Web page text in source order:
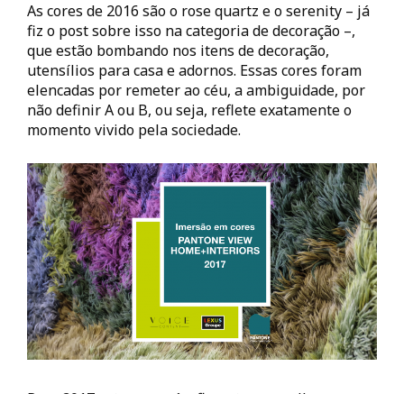
As cores de 2016 são o rose quartz e o serenity – já
fiz o post sobre isso na categoria de decoração –,
que estão bombando nos itens de decoração,
utensílios para casa e adornos. Essas cores foram
elencadas por remeter ao céu, a ambiguidade, por
não definir A ou B, ou seja, reflete exatamente o
momento vivido pela sociedade.